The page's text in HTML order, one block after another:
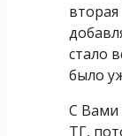
стало
было
С Вами
ТГ,